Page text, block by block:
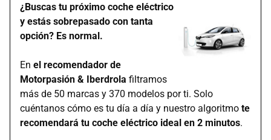
¿Buscas tu próximo coche eléctrico
y estás sobrepasado con tanta
opción? Es normal.
En el recomendador de
Motorpasión & Iberdrola filtramos
más de 50 marcas y 370 modelos por ti. Solo
cuéntanos cómo es tu día a día y nuestro algoritmo te
recomendará tu coche eléctrico ideal en 2 minutos.